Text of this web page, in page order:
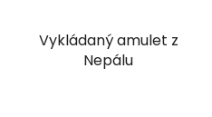
Vykládaný amulet z
Nepálu